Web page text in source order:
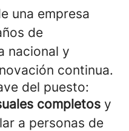
una empresa
de
nacional y
continua.
del puesto:
completos y
a personas de